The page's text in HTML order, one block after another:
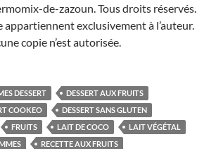
de-zazoun. Tous droits réservés.
appartiennent exclusivement à l’auteur.
copie n’est autorisée.
DESSERT
DESSERT AUX FRUITS
COOKEO
DESSERT SANS GLUTEN
FRUITS LAIT DE COCO
LAIT VÉGÉTAL
RECETTE AUX FRUITS